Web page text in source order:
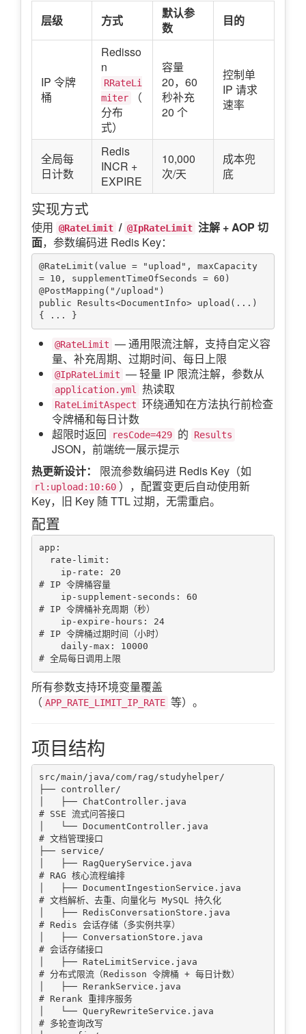
层级 方式
默认参
数
目的
IP 令牌
桶
Redisso
n
RRateLi
miter
（
分布
式）
容量
20，60
秒补充
20 个
控制单
IP 请求
速率
全局每
日计数
Redis
INCR +
EXPIRE
10,000
次/天
成本兜
底
实现方式
使用 @RateLimit / @IpRateLimit 注解 + AOP 切
面，参数编码进 Redis Key：
@RateLimit(value = "upload", maxCapacity
= 10, supplementTimeOfSeconds = 60)
@PostMapping("/upload")
public Results<DocumentInfo> upload(...)
@RateLimit — 通用限流注解，支持自定义容
量、补充周期、过期时间、每日上限
@IpRateLimit — 轻量 IP 限流注解，参数从
application.yml 热读取
RateLimitAspect 环绕通知在方法执行前检查
令牌桶和每日计数
超限时返回
resCode=429 的 Results
JSON，前端统一展示提示
热更新设计：
限流参数编码进 Redis Key（如
rl:upload:10:60 ），配置变更后自动使用新
Key，旧 Key 随 TTL 过期，无需重启。
配置
app:
# IP 令牌桶容量
# IP 令牌桶补充周期（秒）
# IP 令牌桶过期时间（小时）
所有参数支持环境变量覆盖
（ APP_RATE_LIMIT_IP_RATE 等）。
项目结构
src/main/java/com/rag/studyhelper/
├── controller/
│   ├── ChatController.java
# SSE 流式问答接口
│   └── DocumentController.java
# 文档管理接口
├── service/
│   ├── RagQueryService.java
# RAG 核心流程编排
│   ├── DocumentIngestionService.java
# 文档解析、去重、向量化与 MySQL 持久化
│   ├── RedisConversationStore.java
# Redis 会话存储（多实例共享）
│   ├── ConversationStore.java
# 会话存储接口
│   ├── RateLimitService.java
# 分布式限流（Redisson 令牌桶 + 每日计数）
│   ├── RerankService.java
# Rerank 重排序服务
│   └── QueryRewriteService.java
# 多轮查询改写